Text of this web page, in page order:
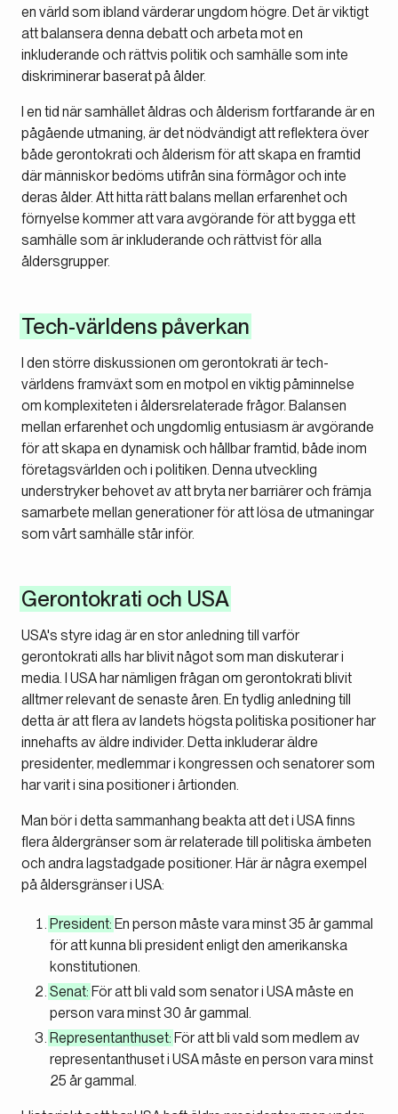
en värld som ibland värderar ungdom högre. Det är viktigt
att balansera denna debatt och arbeta mot en
inkluderande och rättvis politik och samhälle som inte
diskriminerar baserat på ålder.
I en tid när samhället åldras och ålderism fortfarande är en
pågående utmaning, är det nödvändigt att reflektera över
både gerontokrati och ålderism för att skapa en framtid
där människor bedöms utifrån sina förmågor och inte
deras ålder. Att hitta rätt balans mellan erfarenhet och
förnyelse kommer att vara avgörande för att bygga ett
samhälle som är inkluderande och rättvist för alla
åldersgrupper.
Tech-världens påverkan
I den större diskussionen om gerontokrati är tech-
världens framväxt som en motpol en viktig påminnelse
om komplexiteten i åldersrelaterade frågor. Balansen
mellan erfarenhet och ungdomlig entusiasm är avgörande
för att skapa en dynamisk och hållbar framtid, både inom
företagsvärlden och i politiken. Denna utveckling
understryker behovet av att bryta ner barriärer och främja
samarbete mellan generationer för att lösa de utmaningar
som vårt samhälle står inför.
Gerontokrati och USA
USA's styre idag är en stor anledning till varför
gerontokrati alls har blivit något som man diskuterar i
media. I USA har nämligen frågan om gerontokrati blivit
alltmer relevant de senaste åren. En tydlig anledning till
detta är att flera av landets högsta politiska positioner har
innehafts av äldre individer. Detta inkluderar äldre
presidenter, medlemmar i kongressen och senatorer som
har varit i sina positioner i årtionden.
Man bör i detta sammanhang beakta att det i USA finns
flera åldergränser som är relaterade till politiska ämbeten
och andra lagstadgade positioner. Här är några exempel
på åldersgränser i USA:
President: En person måste vara minst 35 år gammal
för att kunna bli president enligt den amerikanska
konstitutionen.
Senat: För att bli vald som senator i USA måste en
person vara minst 30 år gammal.
Representanthuset: För att bli vald som medlem av
representanthuset i USA måste en person vara minst
25 år gammal.